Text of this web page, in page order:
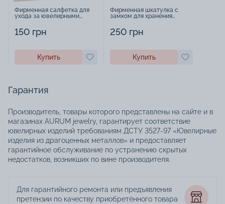
Фирменная салфетка для
ухода за ювелирными
150 грн
Купить
Фирменная шкатулка с
замком для хранения
250 грн
Купить
Гарантия
Производитель, товары которого представлены на сайте и в
магазинах AURUM jewelry, гарантирует соответствие
ювелирных изделий требованиям ДСТУ 3527-97 «Ювелирные
изделия из драгоценных металлов» и предоставляет
гарантийное обслуживание по устранению скрытых
недостатков, возникших по вине производителя.
Для гарантийного ремонта или предъявления
претензии по качеству приобретённого товара